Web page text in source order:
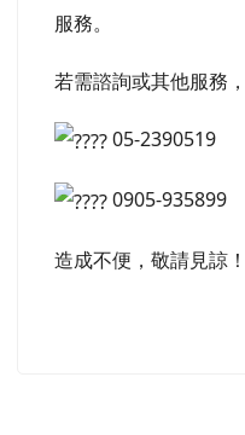
服務。
若需諮詢或其他服務
05-2390519
0905-935899
造成不便，敬請見諒